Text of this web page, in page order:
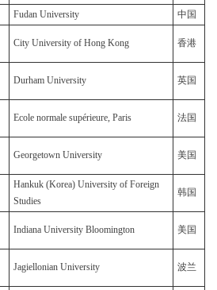
Fudan University
中国
City University of Hong Kong 香港
Durham University 英国
Ecole normale supérieure, Paris 法国
Georgetown University 美国
Hankuk (Korea) University of Foreign
Studies
韩国
Indiana University Bloomington 美国
Jagiellonian University 波兰